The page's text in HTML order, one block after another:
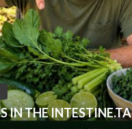
IN THE INTESTINE.TA